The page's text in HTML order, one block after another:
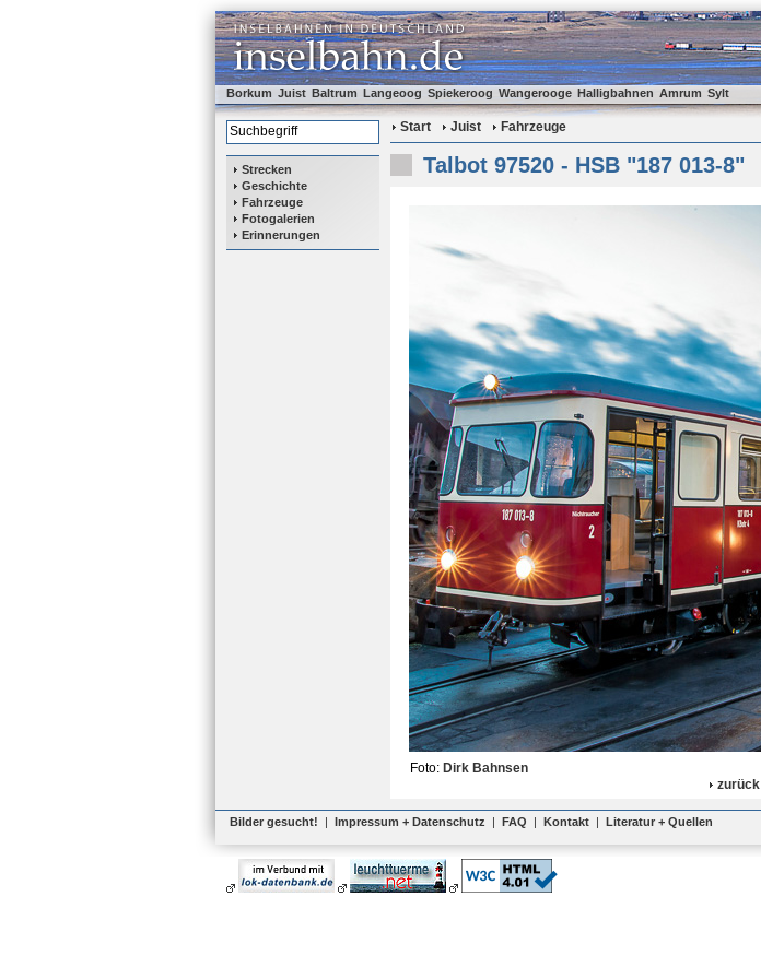
Borkum Juist Baltrum Langeoog Spiekeroog Wangerooge Halligbahnen Amrum Sylt
Strecken
Geschichte
Fahrzeuge
Fotogalerien
Erinnerungen
Start Juist Fahrzeuge
Talbot 97520 - HSB "187 013-8"
Foto: Dirk Bahnsen
zurück
Bilder gesucht! | Impressum + Datenschutz | FAQ | Kontakt | Literatur + Quellen